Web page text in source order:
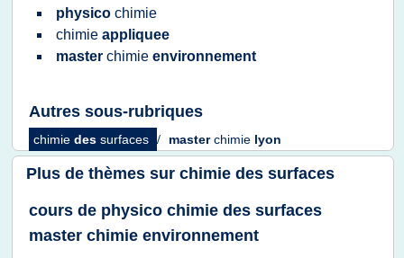
physico chimie
chimie appliquee
master chimie environnement
Autres sous-rubriques
chimie des surfaces / masterchimie lyon
Plus de thèmes sur chimie des surfaces
cours de physico chimie des surfaces
master chimie environnement